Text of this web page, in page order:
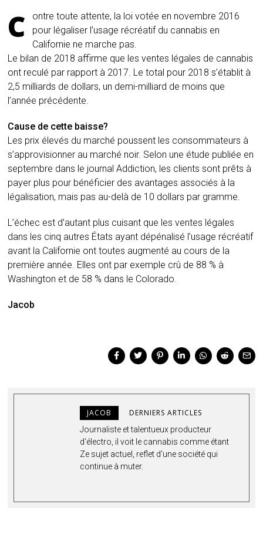
C
ontre toute attente, la loi votée en novembre 2016
pour légaliser l’usage récréatif du cannabis en
Californie ne marche pas.
Le bilan de 2018 affirme que les ventes légales de cannabis
ont reculé par rapport à 2017. Le total pour 2018 s’établit à
2,5 milliards de dollars, un demi-milliard de moins que
l’année précédente.
Cause de cette baisse?
Les prix élevés du marché poussent les consommateurs à
s’approvisionner au marché noir. Selon une étude publiée en
septembre dans le journal Addiction, les clients sont prêts à
payer plus pour bénéficier des avantages associés à la
légalisation, mais pas au-delà de 10 dollars par gramme.
L’échec est d’autant plus cuisant que les ventes légales
dans les cinq autres États ayant dépénalisé l’usage récréatif
avant la Californie ont toutes augmenté au cours de la
première année. Elles ont par exemple crû de 88 % à
Washington et de 58 % dans le Colorado.
Jacob
JACOB DERNIERS ARTICLES
Journaliste et talentueux producteur
d'électro, il voit le cannabis comme étant
Ze sujet actuel, reflet d'une société qui
continue à muter.